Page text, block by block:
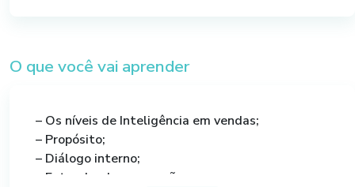
O que você vai aprender
– Os níveis de Inteligência em vendas;
– Propósito;
– Diálogo interno;
– Entendendo as emoções;